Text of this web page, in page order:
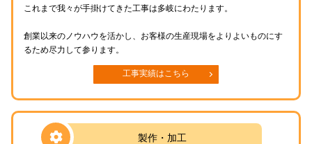
これまで我々が手掛けてきた工事は多岐にわたります。
創業以来のノウハウを活かし、お客様の生産現場をよりよいものにす
るため尽力して参ります。
工事実績はこちら
製作・加工